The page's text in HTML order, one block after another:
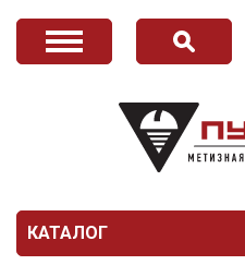
КАТАЛОГ